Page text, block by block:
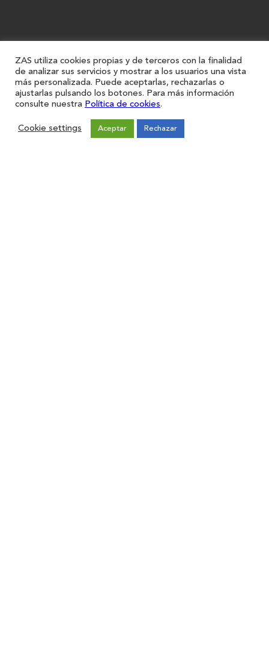
ZAS utiliza cookies propias y de terceros con la finalidad
de analizar sus servicios y mostrar a los usuarios una vista
más personalizada. Puede aceptarlas, rechazarlas o
ajustarlas pulsando los botones. Para más información
consulte nuestra Política de cookies.
Cookie settings Aceptar Rechazar